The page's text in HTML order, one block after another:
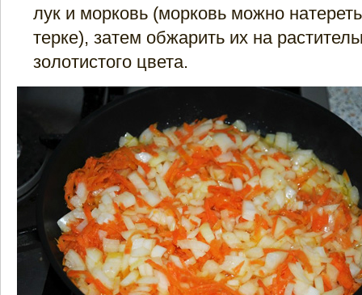
лук и морковь (морковь можно
терке), затем обжарить их на
золотистого цвета.